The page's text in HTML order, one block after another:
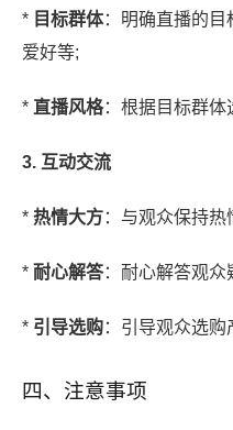
* 目标群体：明确直播的目
爱好等;
* 直播风格：根据目标群体
3. 互动交流
* 热情大方：与观众保持热
* 耐心解答：耐心解答观众
* 引导选购：引导观众选购
四、注意事项